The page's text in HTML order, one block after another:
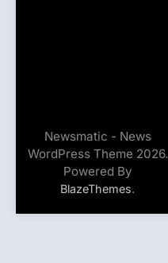
Newsmatic - News
WordPress Theme 2026.
Powered By
BlazeThemes.